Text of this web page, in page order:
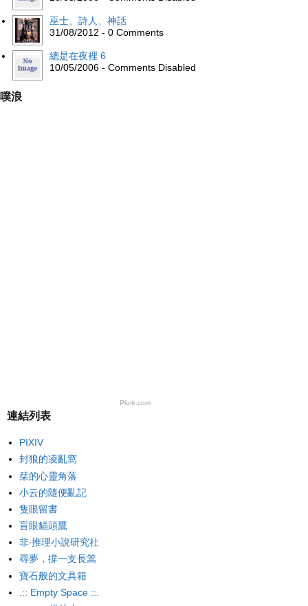
巫士、詩人、神話
31/08/2012 - 0 Comments
總是在夜裡 6
10/05/2006 - Comments Disabled
噗浪
Plurk.com
連結列表
PIXIV
封狼的凌亂窩
栞的心靈角落
小云的隨便亂記
隻眼留書
盲眼貓頭鷹
非‧推理小說研究社
尋夢，撐一支長篙
寶石般的文具箱
.:: Empty Space ::.